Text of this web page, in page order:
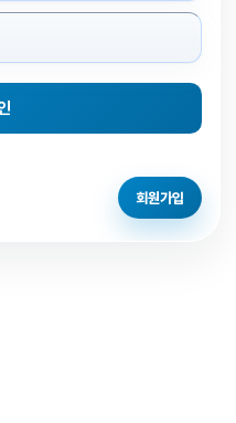
회원가입